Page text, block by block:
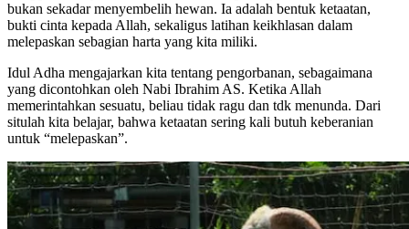
bukan sekadar menyembelih hewan. Ia adalah bentuk ketaatan,
bukti cinta kepada Allah, sekaligus latihan keikhlasan dalam
melepaskan sebagian harta yang kita miliki.
Idul Adha mengajarkan kita tentang pengorbanan, sebagaimana
yang dicontohkan oleh Nabi Ibrahim AS. Ketika Allah
memerintahkan sesuatu, beliau tidak ragu dan tdk menunda. Dari
situlah kita belajar, bahwa ketaatan sering kali butuh keberanian
untuk “melepaskan”.